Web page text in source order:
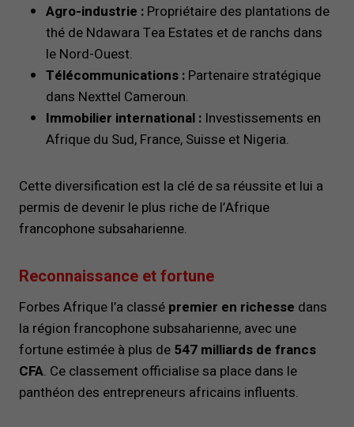
Agro-industrie : Propriétaire des plantations de
thé de Ndawara Tea Estates et de ranchs dans
le Nord-Ouest.
Télécommunications : Partenaire stratégique
dans Nexttel Cameroun.
Immobilier international : Investissements en
Afrique du Sud, France, Suisse et Nigeria.
Cette diversification est la clé de sa réussite et lui a
permis de devenir le plus riche de l’Afrique
francophone subsaharienne.
Reconnaissance et fortune
Forbes Afrique l’a classé premier en richesse dans
la région francophone subsaharienne, avec une
fortune estimée à plus de 547 milliards de francs
CFA. Ce classement officialise sa place dans le
panthéon des entrepreneurs africains influents.